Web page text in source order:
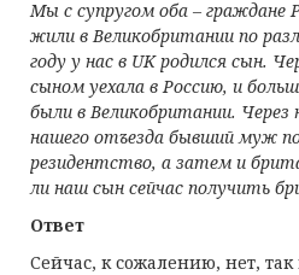
Мы с супругом оба – граждане
жили в Великобритании по
году у нас в UK родился сын.
сыном уехала в Россию, и
были в Великобритании. Через
нашего отъезда бывший муж
резидентство, а затем и
ли наш сын сейчас получить
Ответ
Сейчас, к сожалению, нет,